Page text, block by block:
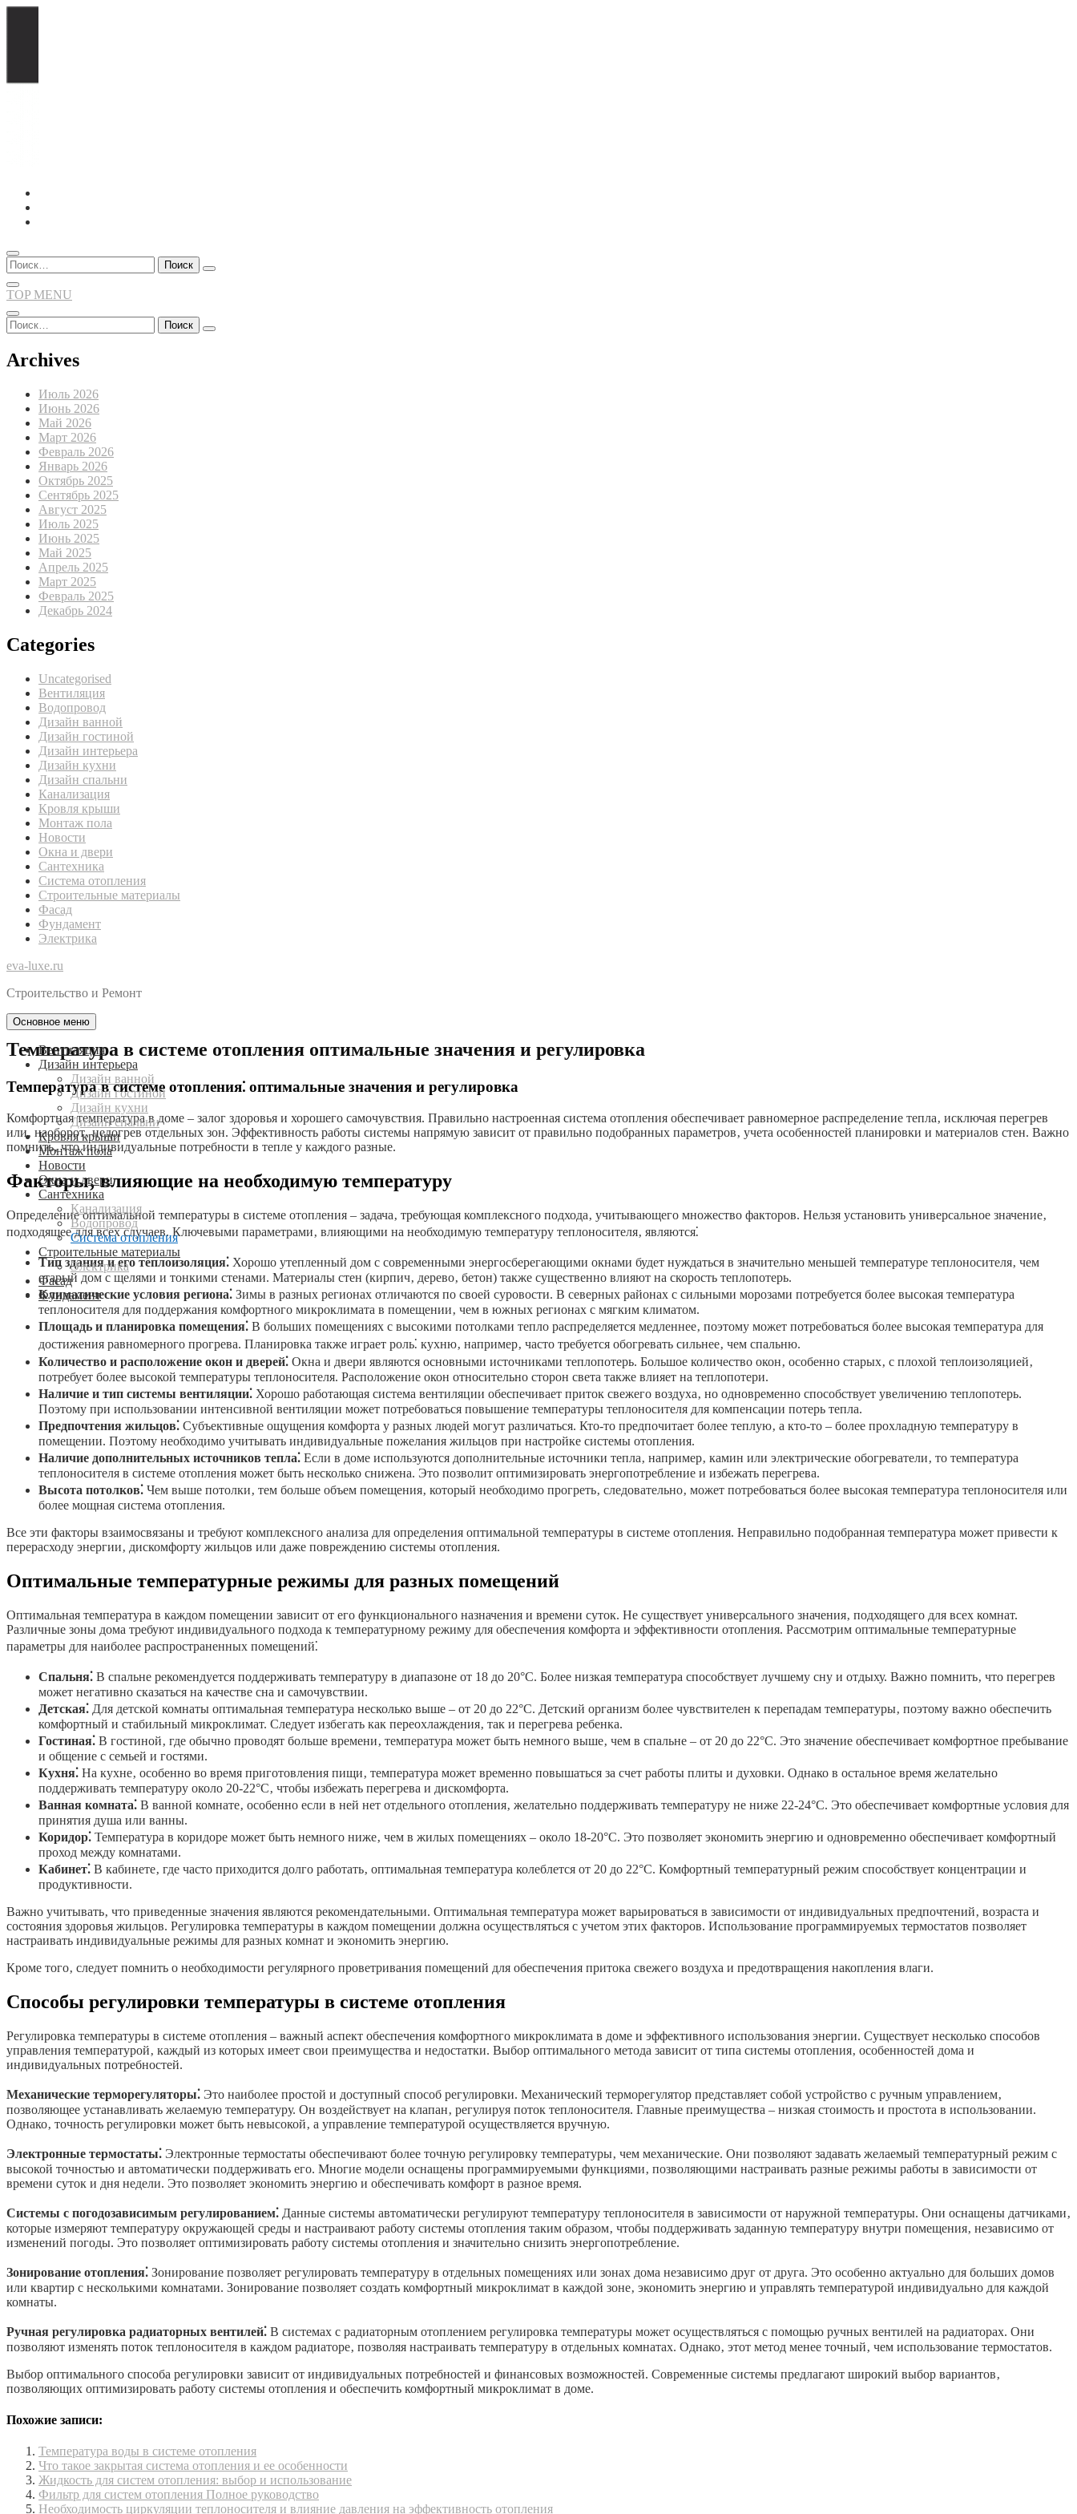
Перейти
содержимому
Найти:
TOP MENU
Найти:
Archives
Июль 2026
Июнь 2026
Май 2026
Март 2026
Февраль 2026
Январь 2026
Октябрь 2025
Сентябрь 2025
Август 2025
Июль 2025
Июнь 2025
Май 2025
Апрель 2025
Март 2025
Февраль 2025
Декабрь 2024
Categories
Uncategorised
Вентиляция
Водопровод
Дизайн ванной
Дизайн гостиной
Дизайн интерьера
Дизайн кухни
Дизайн спальни
Канализация
Кровля крыши
Монтаж пола
Новости
Окна и двери
Сантехника
Система отопления
Строительные материалы
Фасад
Фундамент
Электрика
eva-luxe.ru
Строительство и Ремонт
Основное меню
Вентиляция
Дизайн интерьера
Дизайн ванной
Дизайн гостиной
Дизайн кухни
Дизайн спальни
Кровля крыши
Монтаж пола
Новости
Окна и двери
Сантехника
Канализация
Водопровод
Система отопления
Строительные материалы
Электрика
Фасад
Фундамент
Температура в системе отопления оптимальные значения и регулировка
Температура в системе отопления⁚ оптимальные значения и регулировка
Комфортная температура в доме – залог здоровья и хорошего самочувствия. Правильно настроенная система отопления обеспечивает равномерное распределение тепла‚ исключая перегрев
или‚ наоборот‚ недогрев отдельных зон. Эффективность работы системы напрямую зависит от правильно подобранных параметров‚ учета особенностей планировки и материалов стен. Важно
помнить‚ что индивидуальные потребности в тепле у каждого разные.
Факторы‚ влияющие на необходимую температуру
Определение оптимальной температуры в системе отопления – задача‚ требующая комплексного подхода‚ учитывающего множество факторов. Нельзя установить универсальное значение‚
подходящее для всех случаев. Ключевыми параметрами‚ влияющими на необходимую температуру теплоносителя‚ являются⁚
Тип здания и его теплоизоляция⁚ Хорошо утепленный дом с современными энергосберегающими окнами будет нуждаться в значительно меньшей температуре теплоносителя‚ чем
старый дом с щелями и тонкими стенами. Материалы стен (кирпич‚ дерево‚ бетон) также существенно влияют на скорость теплопотерь.
Климатические условия региона⁚ Зимы в разных регионах отличаются по своей суровости. В северных районах с сильными морозами потребуется более высокая температура
теплоносителя для поддержания комфортного микроклимата в помещении‚ чем в южных регионах с мягким климатом.
Площадь и планировка помещения⁚ В больших помещениях с высокими потолками тепло распределяется медленнее‚ поэтому может потребоваться более высокая температура для
достижения равномерного прогрева. Планировка также играет роль⁚ кухню‚ например‚ часто требуется обогревать сильнее‚ чем спальню.
Количество и расположение окон и дверей⁚ Окна и двери являются основными источниками теплопотерь. Большое количество окон‚ особенно старых‚ с плохой теплоизоляцией‚
потребует более высокой температуры теплоносителя. Расположение окон относительно сторон света также влияет на теплопотери.
Наличие и тип системы вентиляции⁚ Хорошо работающая система вентиляции обеспечивает приток свежего воздуха‚ но одновременно способствует увеличению теплопотерь.
Поэтому при использовании интенсивной вентиляции может потребоваться повышение температуры теплоносителя для компенсации потерь тепла.
Предпочтения жильцов⁚ Субъективные ощущения комфорта у разных людей могут различаться. Кто-то предпочитает более теплую‚ а кто-то – более прохладную температуру в
помещении. Поэтому необходимо учитывать индивидуальные пожелания жильцов при настройке системы отопления.
Наличие дополнительных источников тепла⁚ Если в доме используются дополнительные источники тепла‚ например‚ камин или электрические обогреватели‚ то температура
теплоносителя в системе отопления может быть несколько снижена. Это позволит оптимизировать энергопотребление и избежать перегрева.
Высота потолков⁚ Чем выше потолки‚ тем больше объем помещения‚ который необходимо прогреть‚ следовательно‚ может потребоваться более высокая температура теплоносителя или
более мощная система отопления.
Все эти факторы взаимосвязаны и требуют комплексного анализа для определения оптимальной температуры в системе отопления. Неправильно подобранная температура может привести к
перерасходу энергии‚ дискомфорту жильцов или даже повреждению системы отопления.
Оптимальные температурные режимы для разных помещений
Оптимальная температура в каждом помещении зависит от его функционального назначения и времени суток. Не существует универсального значения‚ подходящего для всех комнат.
Различные зоны дома требуют индивидуального подхода к температурному режиму для обеспечения комфорта и эффективности отопления. Рассмотрим оптимальные температурные
параметры для наиболее распространенных помещений⁚
Спальня⁚ В спальне рекомендуется поддерживать температуру в диапазоне от 18 до 20°C. Более низкая температура способствует лучшему сну и отдыху. Важно помнить‚ что перегрев
может негативно сказаться на качестве сна и самочувствии.
Детская⁚ Для детской комнаты оптимальная температура несколько выше – от 20 до 22°C. Детский организм более чувствителен к перепадам температуры‚ поэтому важно обеспечить
комфортный и стабильный микроклимат. Следует избегать как переохлаждения‚ так и перегрева ребенка.
Гостиная⁚ В гостиной‚ где обычно проводят больше времени‚ температура может быть немного выше‚ чем в спальне – от 20 до 22°C. Это значение обеспечивает комфортное пребывание
и общение с семьей и гостями.
Кухня⁚ На кухне‚ особенно во время приготовления пищи‚ температура может временно повышаться за счет работы плиты и духовки. Однако в остальное время желательно
поддерживать температуру около 20-22°C‚ чтобы избежать перегрева и дискомфорта.
Ванная комната⁚ В ванной комнате‚ особенно если в ней нет отдельного отопления‚ желательно поддерживать температуру не ниже 22-24°C. Это обеспечивает комфортные условия для
принятия душа или ванны.
Коридор⁚ Температура в коридоре может быть немного ниже‚ чем в жилых помещениях – около 18-20°C. Это позволяет экономить энергию и одновременно обеспечивает комфортный
проход между комнатами.
Кабинет⁚ В кабинете‚ где часто приходится долго работать‚ оптимальная температура колеблется от 20 до 22°C. Комфортный температурный режим способствует концентрации и
продуктивности.
Важно учитывать‚ что приведенные значения являются рекомендательными. Оптимальная температура может варьироваться в зависимости от индивидуальных предпочтений‚ возраста и
состояния здоровья жильцов. Регулировка температуры в каждом помещении должна осуществляться с учетом этих факторов. Использование программируемых термостатов позволяет
настраивать индивидуальные режимы для разных комнат и экономить энергию.
Кроме того‚ следует помнить о необходимости регулярного проветривания помещений для обеспечения притока свежего воздуха и предотвращения накопления влаги.
Способы регулировки температуры в системе отопления
Регулировка температуры в системе отопления – важный аспект обеспечения комфортного микроклимата в доме и эффективного использования энергии. Существует несколько способов
управления температурой‚ каждый из которых имеет свои преимущества и недостатки. Выбор оптимального метода зависит от типа системы отопления‚ особенностей дома и
индивидуальных потребностей.
Механические терморегуляторы⁚ Это наиболее простой и доступный способ регулировки. Механический терморегулятор представляет собой устройство с ручным управлением‚
позволяющее устанавливать желаемую температуру. Он воздействует на клапан‚ регулируя поток теплоносителя. Главные преимущества – низкая стоимость и простота в использовании.
Однако‚ точность регулировки может быть невысокой‚ а управление температурой осуществляется вручную.
Электронные термостаты⁚ Электронные термостаты обеспечивают более точную регулировку температуры‚ чем механические. Они позволяют задавать желаемый температурный режим с
высокой точностью и автоматически поддерживать его. Многие модели оснащены программируемыми функциями‚ позволяющими настраивать разные режимы работы в зависимости от
времени суток и дня недели. Это позволяет экономить энергию и обеспечивать комфорт в разное время.
Системы с погодозависимым регулированием⁚ Данные системы автоматически регулируют температуру теплоносителя в зависимости от наружной температуры. Они оснащены датчиками‚
которые измеряют температуру окружающей среды и настраивают работу системы отопления таким образом‚ чтобы поддерживать заданную температуру внутри помещения‚ независимо от
изменений погоды. Это позволяет оптимизировать работу системы отопления и значительно снизить энергопотребление.
Зонирование отопления⁚ Зонирование позволяет регулировать температуру в отдельных помещениях или зонах дома независимо друг от друга. Это особенно актуально для больших домов
или квартир с несколькими комнатами. Зонирование позволяет создать комфортный микроклимат в каждой зоне‚ экономить энергию и управлять температурой индивидуально для каждой
комнаты.
Ручная регулировка радиаторных вентилей⁚ В системах с радиаторным отоплением регулировка температуры может осуществляться с помощью ручных вентилей на радиаторах. Они
позволяют изменять поток теплоносителя в каждом радиаторе‚ позволяя настраивать температуру в отдельных комнатах. Однако‚ этот метод менее точный‚ чем использование термостатов.
Выбор оптимального способа регулировки зависит от индивидуальных потребностей и финансовых возможностей. Современные системы предлагают широкий выбор вариантов‚
позволяющих оптимизировать работу системы отопления и обеспечить комфортный микроклимат в доме.
Похожие записи:
Температура воды в системе отопления
Что такое закрытая система отопления и ее особенности
Жидкость для систем отопления: выбор и использование
Фильтр для систем отопления Полное руководство
Необходимость циркуляции теплоносителя и влияние давления на эффективность отопления